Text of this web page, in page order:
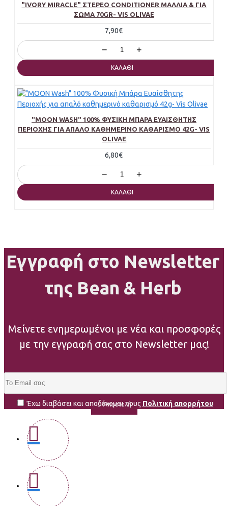
"IVORY MIRACLE" ΣΤΕΡΕΌ CONDITIONER ΜΑΛΛΙΆ & ΓΙΑ
ΣΏΜΑ 70GR- VIS OLIVAE
7,90€
− +
ΚΑΛΆΘΙ
"MOON WASH" 100% ΦΥΣΙΚΉ ΜΠΆΡΑ ΕΥΑΊΣΘΗΤΗΣ
ΠΕΡΙΟΧΉΣ ΓΙΑ ΑΠΑΛΌ ΚΑΘΗΜΕΡΙΝΌ ΚΑΘΑΡΙΣΜΌ 42G- VIS
OLIVAE
6,80€
− +
ΚΑΛΆΘΙ
Εγγραφή στο Newsletter
της Bean & Herb
Μείνετε ενημερωμένοι με νέα και προσφορές
με την εγγραφή σας στο Newsletter μας!
Αποστολή
Έχω διαβάσει και αποδέχομαι τους Πολιτική απορρήτου